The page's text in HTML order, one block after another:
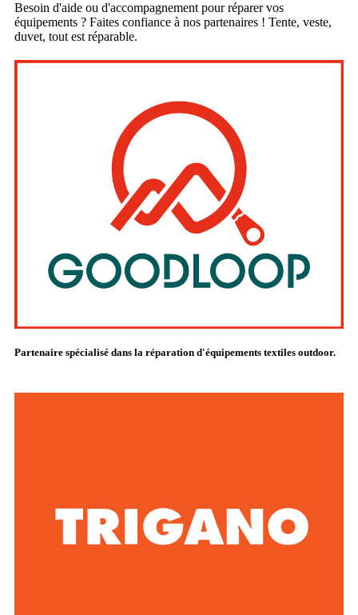
Besoin d'aide ou d'accompagnement pour réparer vos
équipements ? Faites confiance à nos partenaires ! Tente, veste,
duvet, tout est réparable.
Partenaire spécialisé dans la réparation d'équipements textiles outdoor.